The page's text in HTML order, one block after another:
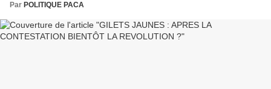
Par POLITIQUE PACA